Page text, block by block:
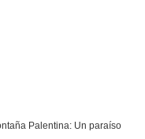
Palentina: Un paraíso